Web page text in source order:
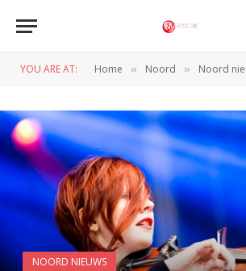
YOU ARE AT: Home » Noord » Noord
NOORD NIEUWS